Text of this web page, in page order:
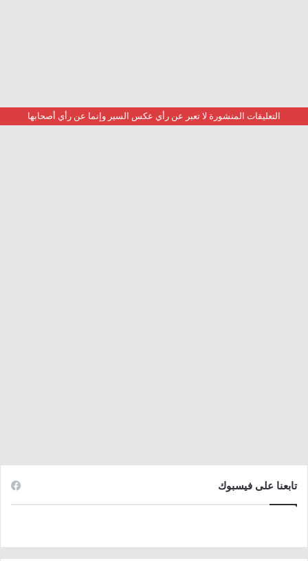
التعليقات المنشورة لا تعبر عن رأي عكس السير وإنما عن رأي أصحابها
تابعنا على فيسبوك